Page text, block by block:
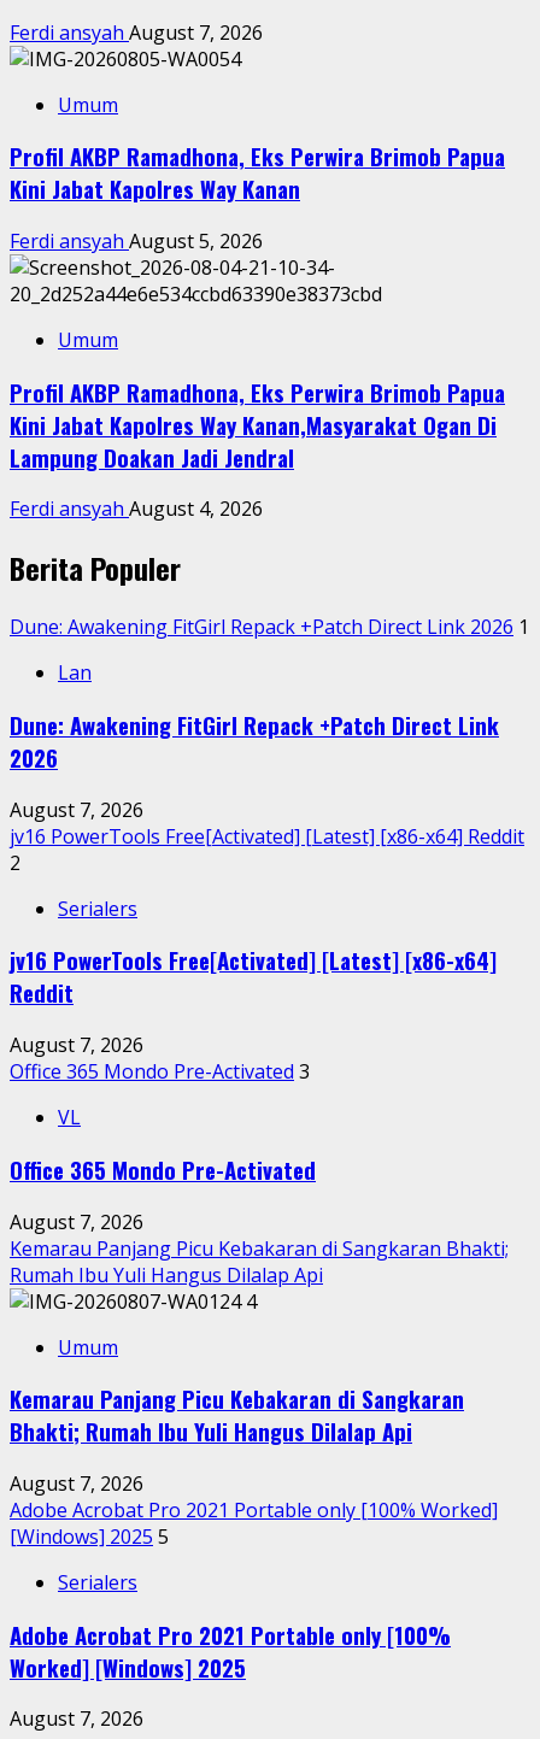
Ferdi ansyah August 7, 2026
Umum
Profil AKBP Ramadhona, Eks Perwira Brimob Papua
Kini Jabat Kapolres Way Kanan
Ferdi ansyah August 5, 2026
Umum
Profil AKBP Ramadhona, Eks Perwira Brimob Papua
Kini Jabat Kapolres Way Kanan,Masyarakat Ogan Di
Lampung Doakan Jadi Jendral
Ferdi ansyah August 4, 2026
Berita Populer
Dune: Awakening FitGirl Repack +Patch Direct Link 2026 1
Lan
Dune: Awakening FitGirl Repack +Patch Direct Link
2026
August 7, 2026
jv16 PowerTools Free[Activated] [Latest] [x86-x64] Reddit
2
Serialers
jv16 PowerTools Free[Activated] [Latest] [x86-x64]
Reddit
August 7, 2026
Office 365 Mondo Pre-Activated 3
VL
Office 365 Mondo Pre-Activated
August 7, 2026
Kemarau Panjang Picu Kebakaran di Sangkaran Bhakti;
Rumah Ibu Yuli Hangus Dilalap Api
4
Umum
Kemarau Panjang Picu Kebakaran di Sangkaran
Bhakti; Rumah Ibu Yuli Hangus Dilalap Api
August 7, 2026
Adobe Acrobat Pro 2021 Portable only [100% Worked]
[Windows] 2025 5
Serialers
Adobe Acrobat Pro 2021 Portable only [100%
Worked] [Windows] 2025
August 7, 2026